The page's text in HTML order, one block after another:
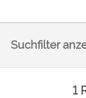
Suchfilter
1